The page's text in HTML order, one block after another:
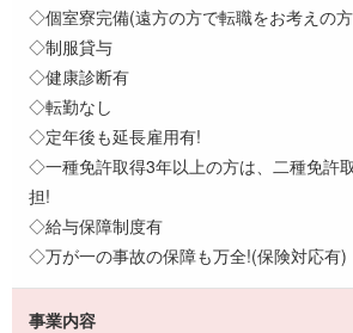
◇個室寮完備(遠方の方で転職をお考えの
◇制服貸与
◇健康診断有
◇転勤なし
◇定年後も延長雇用有!
◇一種免許取得3年以上の方は、二種免許
担!
◇給与保障制度有
◇万が一の事故の保障も万全!(保険対応有)
事業内容